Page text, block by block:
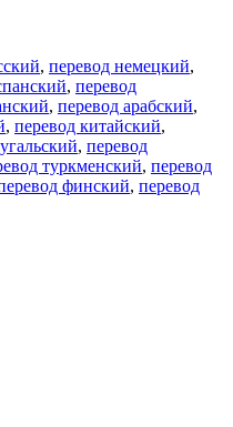
, перевод немецкий,
, перевод
, перевод арабский,
, перевод китайский,
, перевод
туркменский, перевод
финский, перевод